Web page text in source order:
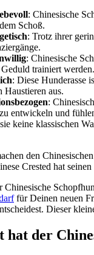
: Chi­ne­si­sche
Schoß.
: Trotz ihrer
: Chi­ne­si­sche
trai­niert wer­den.
: Die­se Hun­de­ras­se
Haus­tie­ren aus.
:
ent­wi­ckeln und
kei­ne klas­si­schen
den
Crested hat
für Dei­nen neu­en
Die­ser
hat der